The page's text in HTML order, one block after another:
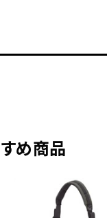
め商品